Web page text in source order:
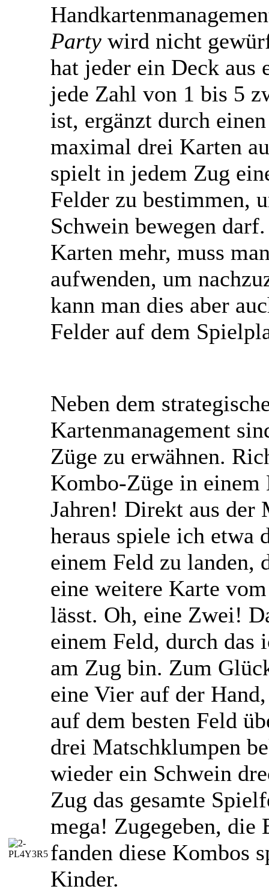
Party wird nicht
hat jeder ein Deck aus
jede Zahl von 1 bis 5
ist, ergänzt durch
maximal drei Karten
spielt in jedem Zug
Felder zu bestimmen,
Schwein bewegen
Karten mehr, muss
aufwenden, um
kann man dies aber
Felder auf dem
Neben dem
Kartenmanagement
Züge zu erwähnen.
Kombo-Züge in einem
Jahren! Direkt aus der
heraus spiele ich etwa
einem Feld zu landen,
eine weitere Karte
lässt. Oh, eine Zwei!
einem Feld, durch das
am Zug bin. Zum
eine Vier auf der
auf dem besten Feld
drei Matschklumpen
wieder ein Schwein
Zug das gesamte
mega! Zugegeben, die
fanden diese Kombos
Kinder.